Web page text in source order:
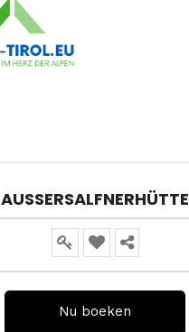
AUSSERSALFNERHÜTTE
Nu boeken